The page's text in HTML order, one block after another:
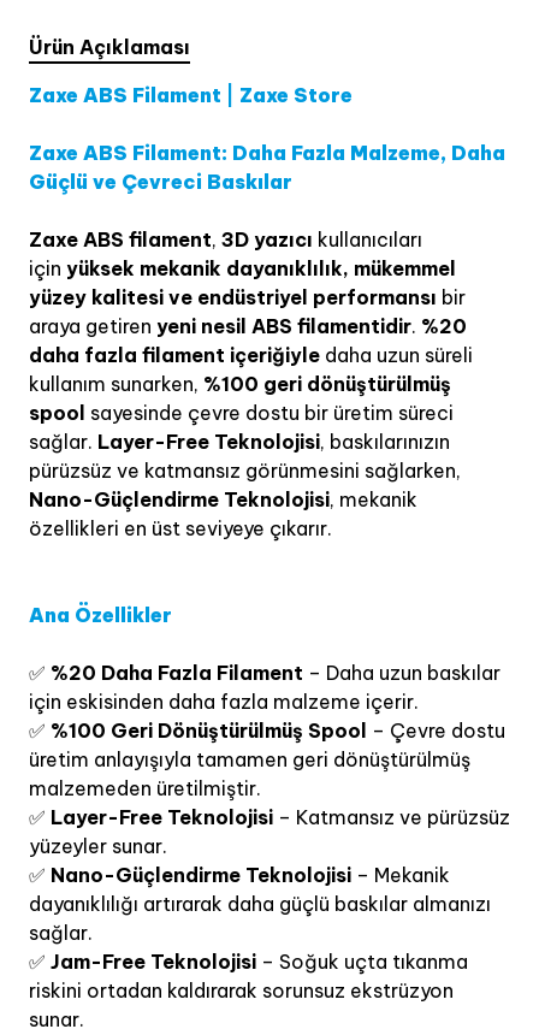
Ürün Açıklaması
Zaxe ABS Filament | Zaxe Store
Zaxe ABS Filament: Daha Fazla Malzeme, Daha
Güçlü ve Çevreci Baskılar
Zaxe ABS filament, 3D yazıcı kullanıcıları
için yüksek mekanik dayanıklılık, mükemmel
yüzey kalitesi ve endüstriyel performansı bir
araya getiren yeni nesil ABS filamentidir. %20
daha fazla filament içeriğiyle daha uzun süreli
kullanım sunarken, %100 geri dönüştürülmüş
spool sayesinde çevre dostu bir üretim süreci
sağlar. Layer-Free Teknolojisi, baskılarınızın
pürüzsüz ve katmansız görünmesini sağlarken,
Nano-Güçlendirme Teknolojisi, mekanik
özellikleri en üst seviyeye çıkarır.
Ana Özellikler
✅ %20 Daha Fazla Filament – Daha uzun baskılar
için eskisinden daha fazla malzeme içerir.
✅ %100 Geri Dönüştürülmüş Spool – Çevre dostu
üretim anlayışıyla tamamen geri dönüştürülmüş
malzemeden üretilmiştir.
✅ Layer-Free Teknolojisi – Katmansız ve pürüzsüz
yüzeyler sunar.
✅ Nano-Güçlendirme Teknolojisi – Mekanik
dayanıklılığı artırarak daha güçlü baskılar almanızı
sağlar.
✅ Jam-Free Teknolojisi – Soğuk uçta tıkanma
riskini ortadan kaldırarak sorunsuz ekstrüzyon
sunar.